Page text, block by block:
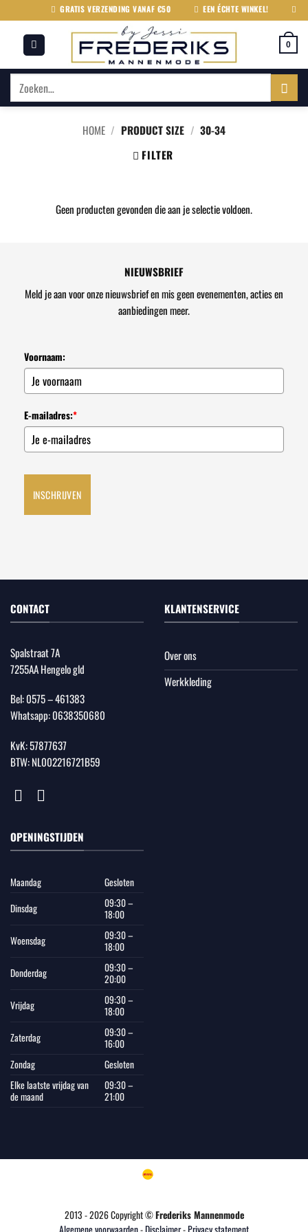
naar
inhoud
GRATIS VERZENDING VANAF €50 EEN ÉCHTE WINKEL!
0
Zoeken
naar:
HOME / PRODUCT SIZE / 30-34
FILTER
Geen producten gevonden die aan je selectie voldoen.
NIEUWSBRIEF
Meld je aan voor onze nieuwsbrief en mis geen evenementen, acties en
aanbiedingen meer.
Voornaam:
E-mailadres:*
INSCHRIJVEN
CONTACT
Spalstraat 7A
7255AA Hengelo gld
Bel:0575 – 461383
Whatsapp:0638350680
KvK: 57877637
BTW: NL002216721B59
KLANTENSERVICE
Over ons
Werkkleding
OPENINGSTIJDEN
Maandag
Gesloten
Dinsdag
09:30 –
18:00
Woensdag
09:30 –
18:00
Donderdag
09:30 –
20:00
Vrijdag
09:30 –
18:00
Zaterdag
09:30 –
16:00
Zondag
Gesloten
Elke laatste vrijdag van
de maand
09:30 –
21:00
2013 - 2026 Copyright ©Frederiks Mannenmode